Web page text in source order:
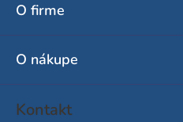
O firme
O nákupe
Kontakt